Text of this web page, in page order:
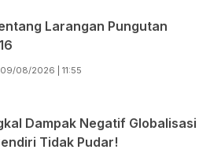
Larangan Pungutan
09/08/2026 | 11:55
Dampak Negatif Globalisasi
Tidak Pudar!